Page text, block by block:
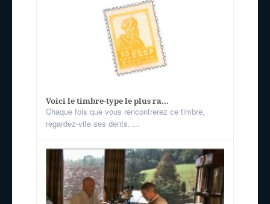
Voici le timbre-type le plus ra...
Chaque fois que vous rencontrerez ce timbre,
regardez-vite ses dents. ...